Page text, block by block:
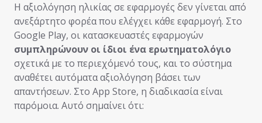
Η αξιολόγηση ηλικίας σε εφαρμογές δεν γίνεται από
ανεξάρτητο φορέα που ελέγχει κάθε εφαρμογή. Στο
Google Play, οι κατασκευαστές εφαρμογών
συμπληρώνουν οι ίδιοι ένα ερωτηματολόγιο
σχετικά με το περιεχόμενό τους, και το σύστημα
αναθέτει αυτόματα αξιολόγηση βάσει των
απαντήσεων. Στο App Store, η διαδικασία είναι
παρόμοια. Αυτό σημαίνει ότι: